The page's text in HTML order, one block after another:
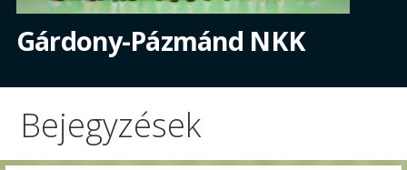
Gárdony-Pázmánd NKK
Bejegyzések